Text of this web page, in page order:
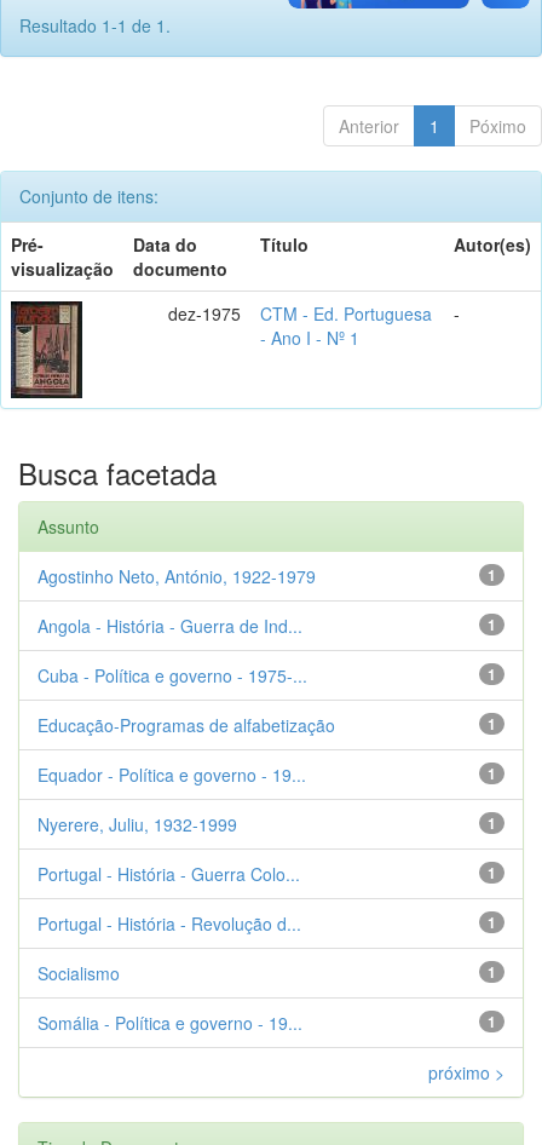
Resultado 1-1 de 1.
Anterior 1 Póximo
Conjunto de itens:
Pré-
visualização
Data do
documento
Título Autor(es)
dez-1975
CTM - Ed. Portuguesa
- Ano I - Nº 1
-
Busca facetada
Assunto
1
Agostinho Neto, António, 1922-1979
1
Angola - História - Guerra de Ind...
1
Cuba - Política e governo - 1975-...
1
Educação-Programas de alfabetização
1
Equador - Política e governo - 19...
1
Nyerere, Juliu, 1932-1999
1
Portugal - História - Guerra Colo...
1
Portugal - História - Revolução d...
1
Socialismo
1
Somália - Política e governo - 19...
próximo >